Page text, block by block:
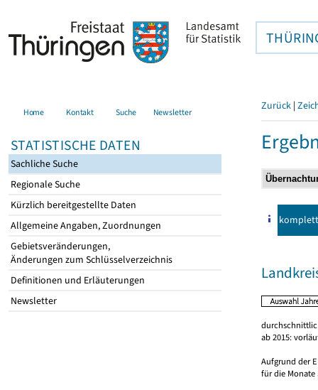
Home Kontakt Suche Newsletter
STATISTISCHE DATEN
Sachliche Suche
Regionale Suche
Kürzlich bereitgestellte Daten
Allgemeine Angaben, Zuordnungen
Gebietsveränderungen,
Änderungen zum Schlüsselverzeichnis
Definitionen und Erläuterungen
Newsletter
Zurück |
komplett
ab 2015:
Aufgrund der
für die Monate